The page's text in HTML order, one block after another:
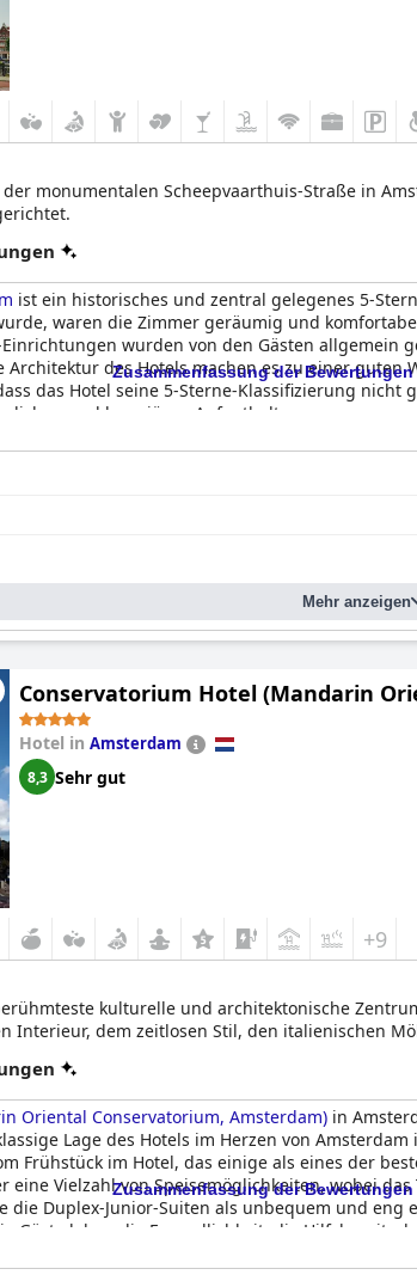
der monumentalen Scheepvaarthuis-Straße in
ist ein historisches und zentral gelegenes 5-
waren die Zimmer geräumig und
Einrichtungen wurden von den Gästen
Architektur des Hotels machen es zu einer
das Hotel seine 5-Sterne-Klassifizierung nicht
und luxuriösen Aufenthalt.
Zusammenfassung der
Mehr anzeigen
Conservatorium Hotel (Mandarin
Hotel in Amsterdam
8,3 Sehr gut
+9
kulturelle und architektonische
Interieur, dem zeitlosen Stil, den italienischen
Oriental Conservatorium, Amsterdam) in
Lage des Hotels im Herzen von
Frühstück im Hotel, das einige als eines der
eine Vielzahl von Speisemöglichkeiten, wobei
die Duplex-Junior-Suiten als unbequem und
Gäste loben die Freundlichkeit, die
Mitarbeiter und Einrichtungen. Insgesamt ist
Zusammenfassung der